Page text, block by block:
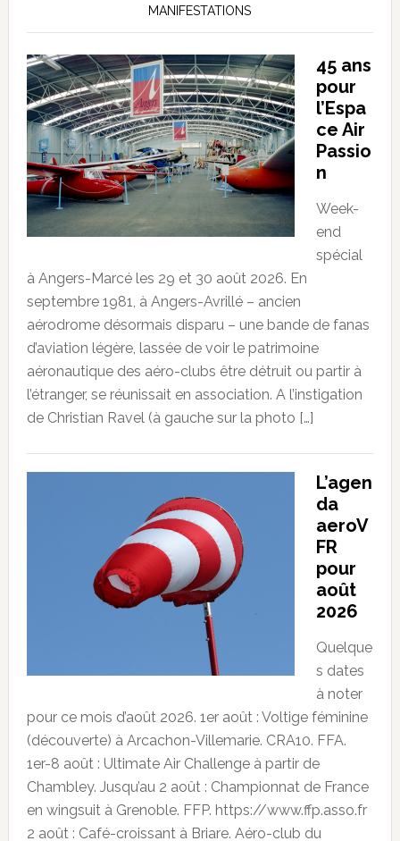
MANIFESTATIONS
45 ans
pour
l’Espa
ce Air
Passio
n
Week-
end
spécial
à Angers-Marcé les 29 et 30 août 2026. En
septembre 1981, à Angers-Avrillé – ancien
aérodrome désormais disparu – une bande de fanas
d’aviation légère, lassée de voir le patrimoine
aéronautique des aéro-clubs être détruit ou partir à
l’étranger, se réunissait en association. A l’instigation
de Christian Ravel (à gauche sur la photo […]
L’agen
da
aeroV
FR
pour
août
2026
Quelque
s dates
à noter
pour ce mois d’août 2026. 1er août : Voltige féminine
(découverte) à Arcachon-Villemarie. CRA10. FFA.
1er-8 août : Ultimate Air Challenge à partir de
Chambley. Jusqu’au 2 août : Championnat de France
en wingsuit à Grenoble. FFP. https://www.ffp.asso.fr
2 août : Café-croissant à Briare. Aéro-club du